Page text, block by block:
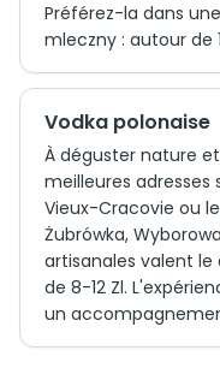
Préférez-la dans
mleczny : autour de
Vodka polonaise
À déguster nature
meilleures adresses
Vieux-Cracovie ou
Żubrówka,
artisanales valent
de 8-12 Zl.
un